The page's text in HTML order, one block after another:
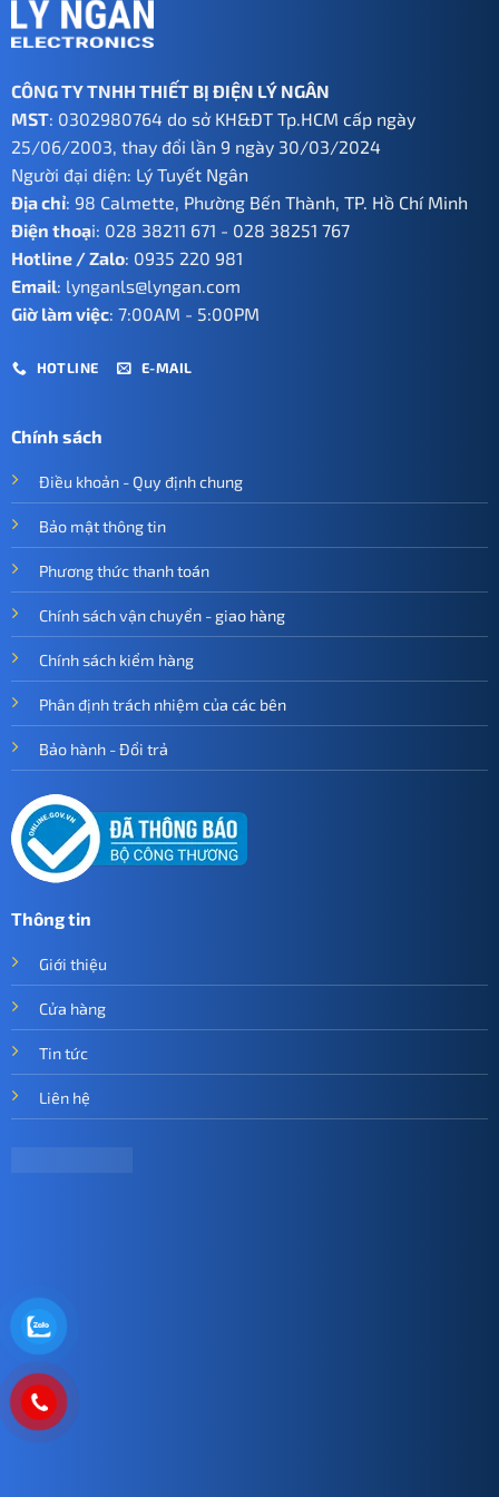
CÔNG TY TNHH THIẾT BỊ ĐIỆN LÝ NGÂN
MST: 0302980764 do sở KH&ĐT Tp.HCM cấp ngày
25/06/2003, thay đổi lần 9 ngày 30/03/2024
Người đại diện: Lý Tuyết Ngân
Địa chỉ: 98 Calmette, Phường Bến Thành, TP. Hồ Chí Minh
Điện thoại: 028 38211 671 - 028 38251 767
Hotline / Zalo: 0935 220 981
Email: lynganls@lyngan.com
Giờ làm việc: 7:00AM - 5:00PM
HOTLINE E-MAIL
Chính sách
Điều khoản - Quy định chung
Bảo mật thông tin
Phương thức thanh toán
Chính sách vận chuyển - giao hàng
Chính sách kiểm hàng
Phân định trách nhiệm của các bên
Bảo hành - Đổi trả
Thông tin
Giới thiệu
Cửa hàng
Tin tức
Liên hệ